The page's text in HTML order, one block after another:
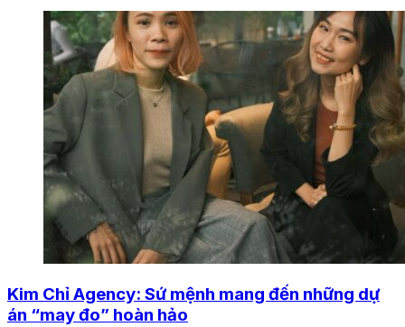
Kim Chỉ Agency: Sứ mệnh mang đến những dự
án “may đo” hoàn hảo